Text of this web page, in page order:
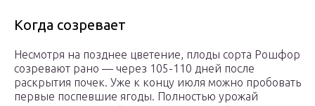
Когда созревает
Несмотря на позднее цветение, плоды сорта Рошфор
созревают рано — через 105-110 дней после
раскрытия почек. Уже к концу июля можно пробовать
первые поспевшие ягоды. Полностью урожай